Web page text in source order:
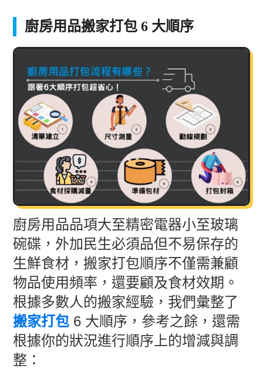
廚房用品搬家打包 6 大順序
廚房用品品項大至精密電器小至玻璃
碗碟，外加民生必須品但不易保存的
生鮮食材，搬家打包順序不僅需兼顧
物品使用頻率，還要顧及食材效期。
根據多數人的搬家經驗，我們彙整了
搬家打包 6 大順序，參考之餘，還需
根據你的狀況進行順序上的增減與調
整：